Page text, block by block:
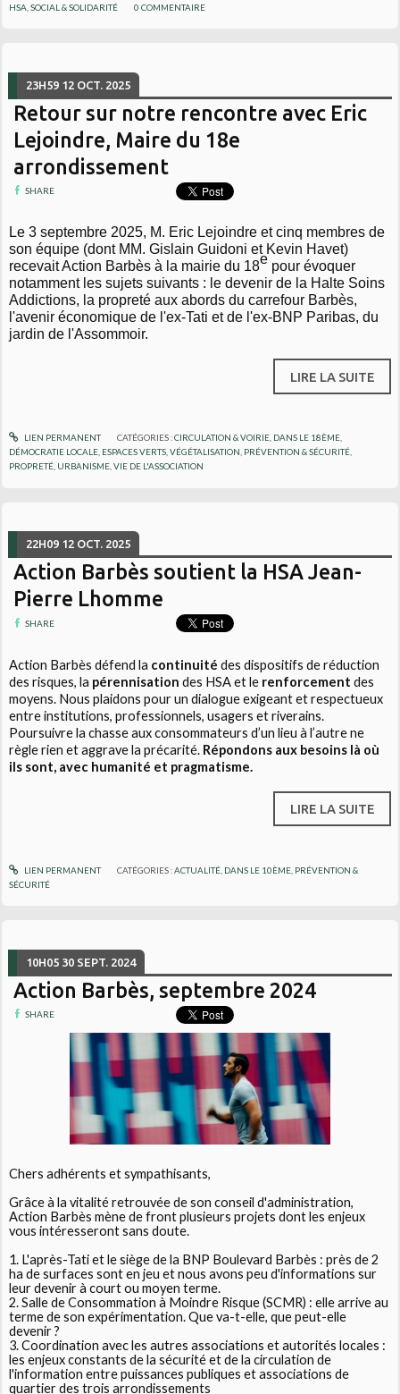
HSA ,SOCIAL & SOLIDARITÉ 0 COMMENTAIRE
23H59 12 OCT. 2025
Retour sur notre rencontre avec Eric
Lejoindre, Maire du 18e
arrondissement
SHARE
Le 3 septembre 2025, M. Eric Lejoindre et cinq membres de
son équipe (dont MM. Gislain Guidoni et Kevin Havet)
recevait Action Barbès à la mairie du 18e pour évoquer
notamment les sujets suivants : le devenir de la Halte Soins
Addictions, la propreté aux abords du carrefour Barbès,
l'avenir économique de l'ex-Tati et de l'ex-BNP Paribas, du
jardin de l'Assommoir.
LIRE LA SUITE
LIEN PERMANENT CATÉGORIES :CIRCULATION & VOIRIE, DANS LE 18ÈME,
DÉMOCRATIE LOCALE ESPACES VERTS, VÉGÉTALISATION PRÉVENTION & SÉCURITÉ
PROPRETÉ URBANISME ,VIE DE L'ASSOCIATION
22H09 12 OCT. 2025
Action Barbès soutient la HSA Jean-
Pierre Lhomme
SHARE
Action Barbès défend la continuité des dispositifs de réduction
des risques, la pérennisation des HSA et le renforcement des
moyens. Nous plaidons pour un dialogue exigeant et respectueux
entre institutions, professionnels, usagers et riverains.
Poursuivre la chasse aux consommateurs d’un lieu à l’autre ne
règle rien et aggrave la précarité. Répondons aux besoins là où
ils sont, avec humanité et pragmatisme.
LIRE LA SUITE
LIEN PERMANENT CATÉGORIES :ACTUALITÉ, DANS LE 10ÈME, PRÉVENTION &
SÉCURITÉ
10H05 30 SEPT. 2024
Action Barbès, septembre 2024
SHARE
Chers adhérents et sympathisants,
Grâce à la vitalité retrouvée de son conseil d'administration,
Action Barbès mène de front plusieurs projets dont les enjeux
vous intéresseront sans doute.
1. L'après-Tati et le siège de la BNP Boulevard Barbès : près de 2
ha de surfaces sont en jeu et nous avons peu d'informations sur
leur devenir à court ou moyen terme.
2. Salle de Consommation à Moindre Risque (SCMR) : elle arrive au
terme de son expérimentation. Que va-t-elle, que peut-elle
devenir ?
3. Coordination avec les autres associations et autorités locales :
les enjeux constants de la sécurité et de la circulation de
l'information entre puissances publiques et associations de
quartier des trois arrondissements